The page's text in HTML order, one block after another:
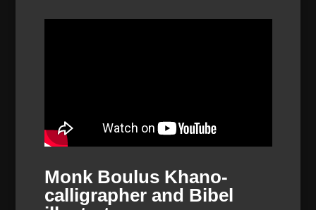
Monk Boulus Khano-
calligrapher and Bibel